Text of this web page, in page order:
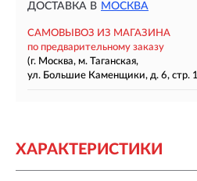
ДОСТАВКА В МОСКВА
САМОВЫВОЗ ИЗ МАГАЗИНА
по предварительному заказу
(г. Москва, м. Таганская,
ул. Большие Каменщики, д. 6, стр.
ХАРАКТЕРИСТИКИ